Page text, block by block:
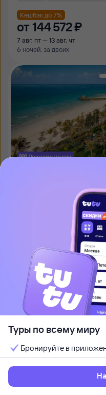
Кешбэк до 7%
от 144 ⁠572 ⁠₽
7 авг, пт — 13 авг, чт
6 ночей, за двоих
Рекомендуем
Hotel & Villas by
Песчаный пляж
Идеально для
Кешбэк до 7%
от135 ⁠989 ⁠₽
17 авг, пн — 23 авг, вс
6 ночей, за двоих
Рекомендуем
Туры по всему миру
Бронируйте в